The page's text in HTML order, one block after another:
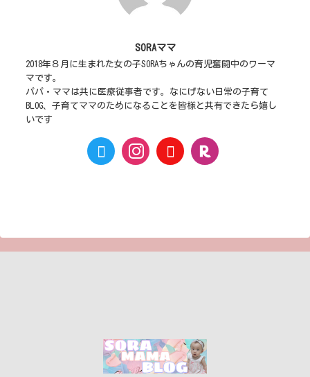
SORAママ
2018年８月に生まれた女の子SORAちゃんの育児奮闘中のワーマ
マです。
パパ・ママは共に医療従事者です。なにげない日常の子育て
BLOG、子育てママのためになることを皆様と共有できたら嬉し
いです